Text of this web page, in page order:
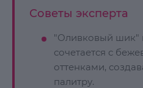
Советы эксперта
"Оливковый шик"
сочетается с
оттенками,
палитру.